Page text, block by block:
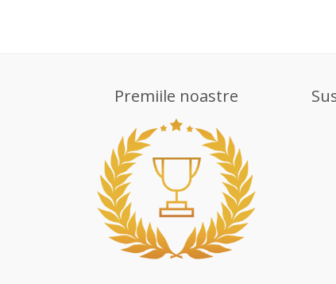
Premiile noastre